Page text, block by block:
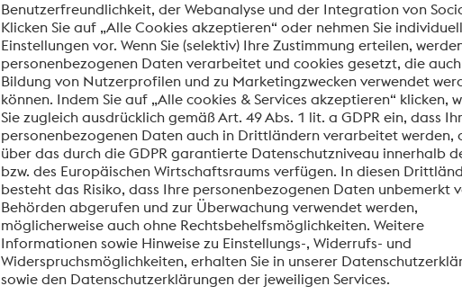
Normen
S Cr Mo Ni V W
max. 0.010 20.0 bis 22.5 12.5 bis 14.5 REM max. 0.35